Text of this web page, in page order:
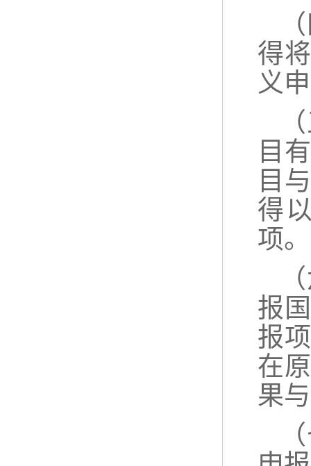
得
义
目
目
得
项。
报
报
在
果